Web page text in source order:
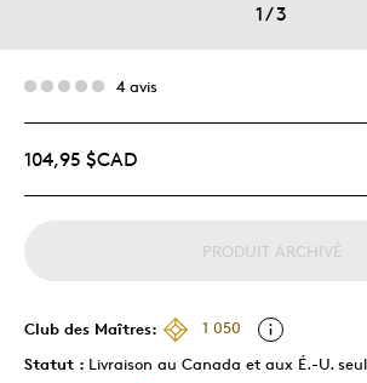
1/3
4 avis
104,95 $CAD
PRODUIT ARCHIVÉ
Club des Maîtres:
1 050
Statut : Livraison au Canada et aux É.-U.